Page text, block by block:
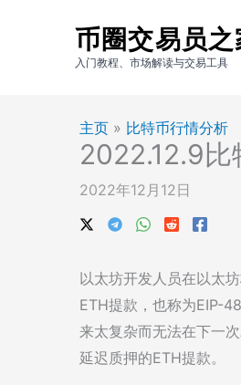
币圈交易员之
入门教程、市场解读与交易工具
主页 » 比特币行情分析
2022.12.9
2022年12月12日
以太坊开发人员在以太
ETH提款，也称为EIP-
来太复杂而无法在下一
延迟质押的ETH提款。